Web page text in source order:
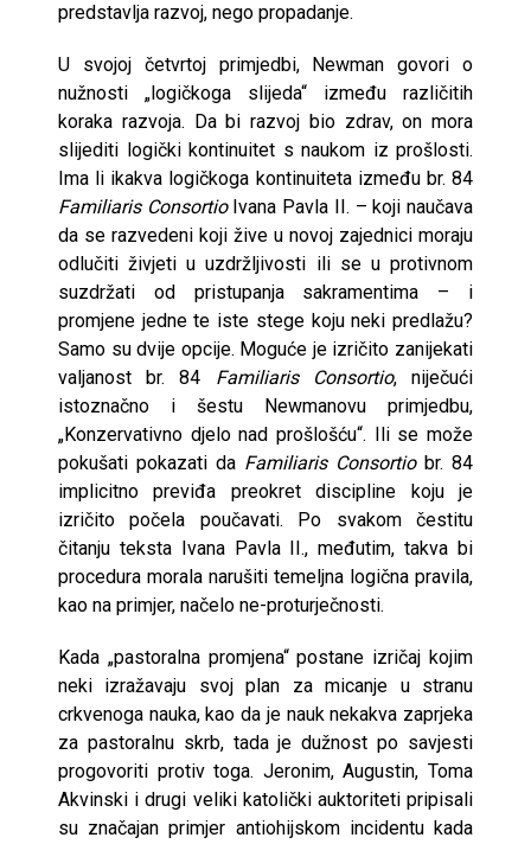
predstavlja razvoj, nego propadanje.
U svojoj četvrtoj primjedbi, Newman govori o
nužnosti „logičkoga slijeda“ između različitih
koraka razvoja. Da bi razvoj bio zdrav, on mora
slijediti logički kontinuitet s naukom iz prošlosti.
Ima li ikakva logičkoga kontinuiteta između br. 84
Familiaris ConsortioIvana Pavla II. – koji naučava
da se razvedeni koji žive u novoj zajednici moraju
odlučiti živjeti u uzdržljivosti ili se u protivnom
suzdržati od pristupanja sakramentima – i
promjene jedne te iste stege koju neki predlažu?
Samo su dvije opcije. Moguće je izričito zanijekati
valjanost br. 84 Familiaris Consortio, niječući
istoznačno i šestu Newmanovu primjedbu,
„Konzervativno djelo nad prošlošću“. Ili se može
pokušati pokazati da Familiaris Consortiobr. 84
implicitno previđa preokret discipline koju je
izričito počela poučavati. Po svakom čestitu
čitanju teksta Ivana Pavla II., međutim, takva bi
procedura morala narušiti temeljna logična pravila,
kao na primjer, načelo ne-proturječnosti.
Kada „pastoralna promjena“ postane izričaj kojim
neki izražavaju svoj plan za micanje u stranu
crkvenoga nauka, kao da je nauk nekakva zaprjeka
za pastoralnu skrb, tada je dužnost po savjesti
progovoriti protiv toga. Jeronim, Augustin, Toma
Akvinski i drugi veliki katolički auktoriteti pripisali
su značajan primjer antiohijskom incidentu kada